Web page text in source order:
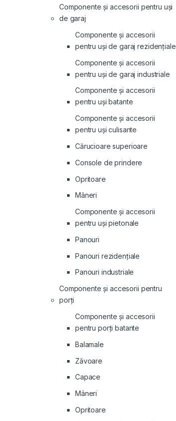
Componente și accesorii pentru uși
de garaj
Componente și accesorii
pentru uși de garaj rezidențiale
Componente și accesorii
pentru uși de garaj industriale
Componente și accesorii
pentru uși batante
Componente și accesorii
pentru uși culisante
Cărucioare superioare
Console de prindere
Opritoare
Mâneri
Componente și accesorii
pentru uși pietonale
Panouri
Panouri rezidenţiale
Panouri industriale
Componente și accesorii pentru
porți
Componente și accesorii
pentru porți batante
Balamale
Zăvoare
Capace
Mâneri
Opritoare